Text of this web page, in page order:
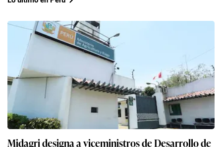
Midagri designa a viceministros de Desarrollo de